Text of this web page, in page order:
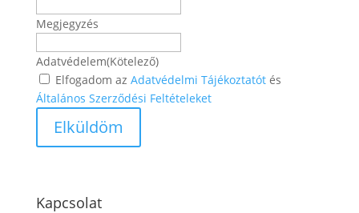
Megjegyzés
Adatvédelem(Kötelező)
Elfogadom az Adatvédelmi Tájékoztatótés
Általános Szerződési Feltételeket
Kapcsolat